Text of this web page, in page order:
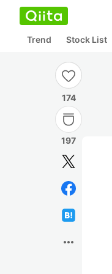
Trend Stock List
174
197
more_horiz